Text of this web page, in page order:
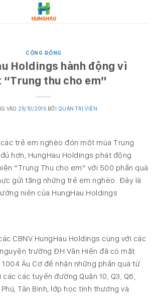
CỘNG ĐỒNG
Holdings hành động vì
“Trung thu cho em”
VÀO 26/10/2015 BỞI QUẢN TRỊ VIÊN
trẻ em nghèo đón một mùa Trung
hơn, HungHau Holdings phát động
“Trung Thu cho em” với 500 phần quà
gửi tặng những trẻ em nghèo. Đây là
niên của HungHau Holdings
CBNV HungHau Holdings cùng với các
trường ĐH Văn Hiến đã có mặt
Âu Cơ để nhận những phần quà từ
các tuyến đường Quận 10, Q3, Q6,
Phú, Tân Bình, lớp học tình thương và